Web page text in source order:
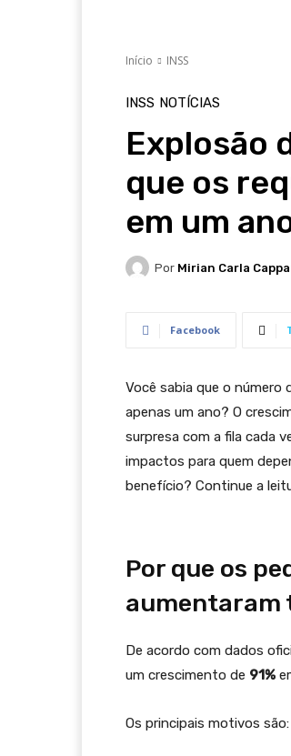
Início INSS
INSS NOTÍCIAS
Explosão
que os
em um
Por Mirian Carla
Facebook
Você sabia que o número
apenas um ano? O
surpresa com a fila cada
impactos para quem
benefício? Continue a
Por que os
aumentaram
De acordo com dados
um crescimento de 91%
Os principais motivos são: